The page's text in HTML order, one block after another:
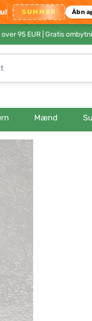
SUMMER Åbn
95 EUR | Gratis
Mænd